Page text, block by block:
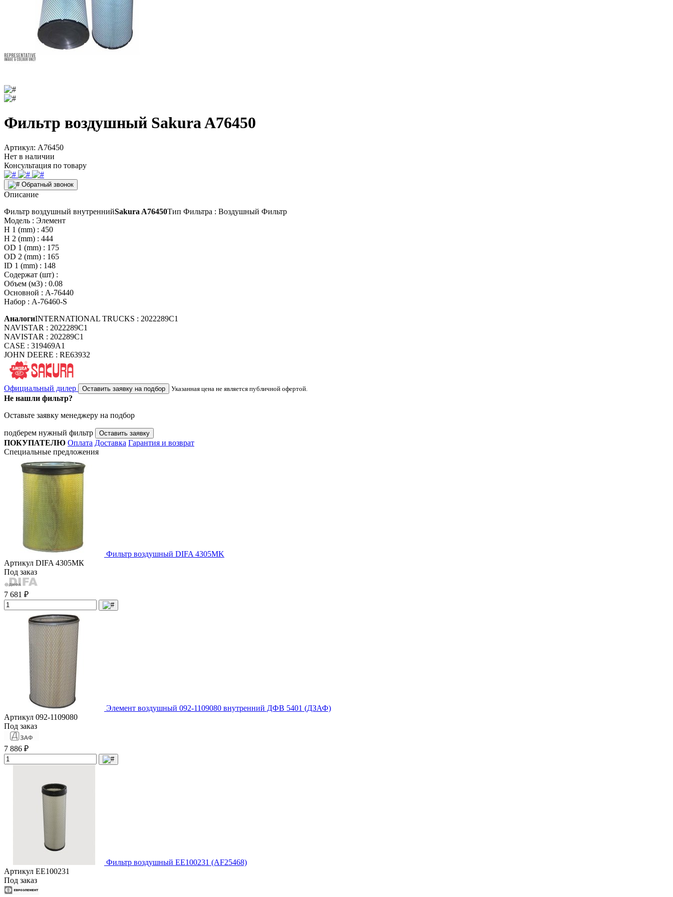
Фильтр воздушный Sakura A76450
Артикул: A76450
Нет в наличии
Консультация по товару
Обратный звонок
Описание
Фильтр воздушный внутреннийSakura A76450Тип Фильтра : Воздушный Фильтр
Модель : Элемент
H 1 (mm) : 450
H 2 (mm) : 444
OD 1 (mm) : 175
OD 2 (mm) : 165
ID 1 (mm) : 148
Содержат (шт) :
Объем (м3) : 0.08
Основной : A-76440
Набор : A-76460-S
АналогиINTERNATIONAL TRUCKS : 2022289C1
NAVISTAR : 2022289C1
NAVISTAR : 202289C1
CASE : 319469A1
JOHN DEERE : RE63932
Официальный дилер Оставить заявку на подбор Указанная цена не является публичной офертой.
Не нашли фильтр?
Оставьте заявку менеджеру на подбор
подберем нужный фильтр Оставить заявку
ПОКУПАТЕЛЮ Оплата Доставка Гарантия и возврат
Специальные предложения
Фильтр воздушный DIFA 4305МK
Артикул DIFA 4305МК
Под заказ
7 681 ₽
Элемент воздушный 092-1109080 внутренний ДФВ 5401 (ДЗАФ)
Артикул 092-1109080
Под заказ
7 886 ₽
Фильтр воздушный EE100231 (AF25468)
Артикул EE100231
Под заказ